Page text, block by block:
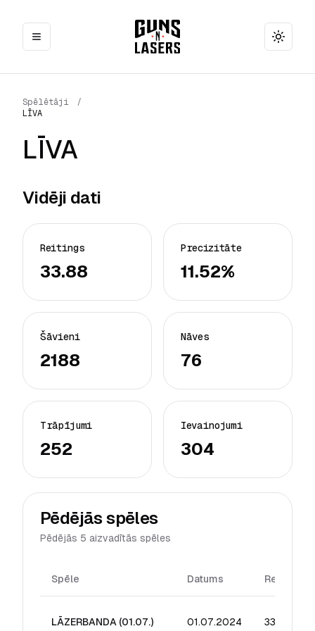
Toggle
Spēlētāji
/
LĪVA
LĪVA
Vidēji dati
Reitings
33.88
Precizitāte
11.52%
Šāvieni
2188
Nāves
76
Trāpījumi
252
Ievainojumi
304
Pēdējās spēles
Pēdējās 5 aizvadītās spēles
Spēle Datums Reitings
LĀZERBANDA (01.07.) 01.07.2024 33.88